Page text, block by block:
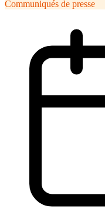
Communiqués de presse